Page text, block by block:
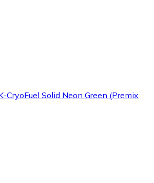
CryoFuel Solid Neon Green (Premix